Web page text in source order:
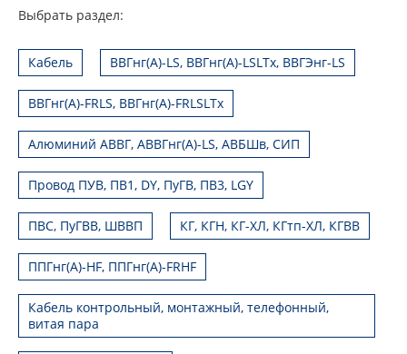
Выбрать раздел:
Кабель ВВГнг(А)-LS, ВВГнг(А)-LSLTx, ВВГЭнг-LS
ВВГнг(А)-FRLS, ВВГнг(А)-FRLSLTx
Алюминий АВВГ, АВВГнг(А)-LS, АВБШв, СИП
Провод ПУВ, ПВ1, DY, ПуГВ, ПВ3, LGY
ПВС, ПуГВВ, ШВВП КГ, КГН, КГ-ХЛ, КГтп-ХЛ, КГВВ
ППГнг(А)-HF, ППГнг(А)-FRHF
Кабель контрольный, монтажный, телефонный,
витая пара